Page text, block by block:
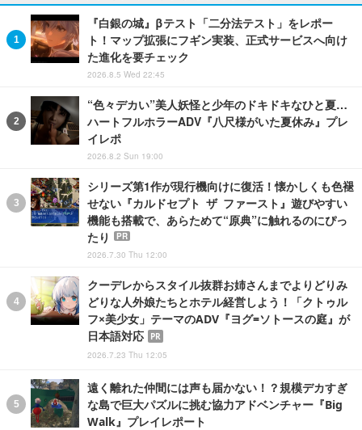
『白銀の城』βテスト「二分法テスト」をレポー
ト！マップ拡張にフギン実装、正式サービスへ向け
た進化を要チェック
2026.8.5 Wed 22:45
“色々デカい”美人妖怪と少年のドキドキなひと夏…
ハートフルホラーADV『八尺様がいた夏休み』プレ
イレポ
2026.8.2 Sun 19:00
シリーズ第1作が現行機向けに復活！懐かしくも色褪
せない『カルドセプト ザ ファースト』遊びやすい
機能も搭載で、あらためて“原典”に触れるのにぴっ
たり
PR
2026.7.30 Thu 12:00
クーデレからスタイル抜群お姉さんまでよりどりみ
どりな人外娘たちとホテル経営しよう！「クトゥル
フ×美少女」テーマのADV『ヨグ=ソトースの庭』が
日本語対応
PR
2026.7.23 Thu 12:05
遠く離れた仲間には声も届かない！？規模デカすぎ
な島で巨大パズルに挑む協力アドベンチャー『Big
Walk』プレイレポート